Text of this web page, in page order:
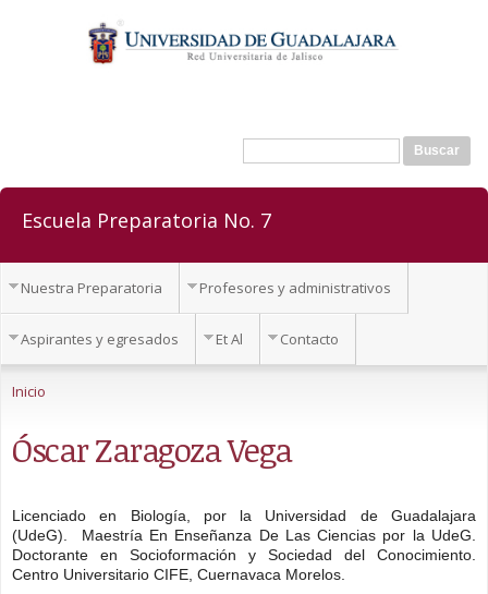
contenido
principal
Formulario de búsqueda
Buscar
Escuela Preparatoria No. 7
Nuestra Preparatoria Profesores y administrativos
Aspirantes y egresados Et Al Contacto
Inicio
Óscar Zaragoza Vega
Licenciado en Biología, por la Universidad de Guadalajara
(UdeG). Maestría En Enseñanza De Las Ciencias por la UdeG.
Doctorante en Socioformación y Sociedad del Conocimiento.
Centro Universitario CIFE, Cuernavaca Morelos.